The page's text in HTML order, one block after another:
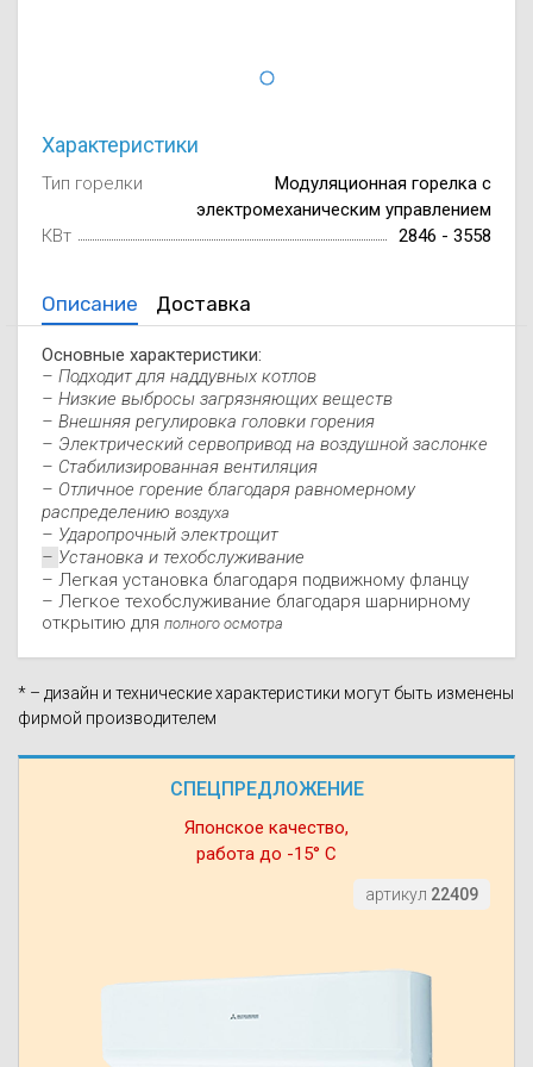
СПЕЦПРЕДЛОЖЕНИЕ
Японское качество,
работа до -15° С
артикул 22409
Характеристики
Тип горелки
Модуляционная горелка с
электромеханическим управлением
КВт
2846 - 3558
Описание Доставка
Основные характеристики:
– Подходит для наддувных котлов
– Низкие выбросы загрязняющих веществ
– Внешняя регулировка головки горения
– Электрический сервопривод на воздушной заслонке
– Стабилизированная вентиляция
– Отличное горение благодаря равномерному
распределению воздуха
– Ударопрочный электрощит
– Установка и техобслуживание
– Легкая установка благодаря подвижному фланцу
– Легкое техобслуживание благодаря шарнирному
открытию для полного осмотра
* – дизайн и технические характеристики могут быть изменены
фирмой производителем